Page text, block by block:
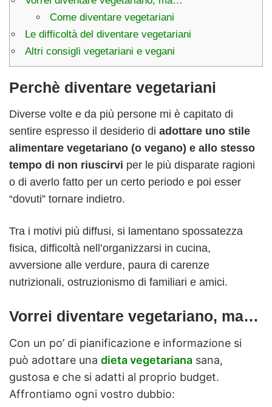
Come diventare vegetariani
Le difficoltà del diventare vegetariani
Altri consigli vegetariani e vegani
Perchè diventare vegetariani
Diverse volte e da più persone mi è capitato di
sentire espresso il desiderio di adottare uno stile
alimentare vegetariano (o vegano) e allo stesso
tempo di non riuscirvi per le più disparate ragioni
o di averlo fatto per un certo periodo e poi esser
“dovuti” tornare indietro.
Tra i motivi più diffusi, si lamentano spossatezza
fisica, difficoltà nell’organizzarsi in cucina,
avversione alle verdure, paura di carenze
nutrizionali, ostruzionismo di familiari e amici.
Vorrei diventare vegetariano, ma…
Con un po’ di pianificazione e informazione si
può adottare una dieta vegetariana sana,
gustosa e che si adatti al proprio budget.
Affrontiamo ogni vostro dubbio: